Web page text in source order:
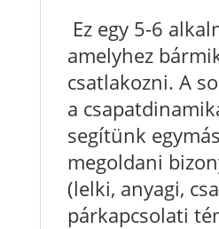
Ez egy 5-6
amelyhez
csatlakozni. A
a
segítünk
megoldani
(lelki, anyagi,
párkapcsolati